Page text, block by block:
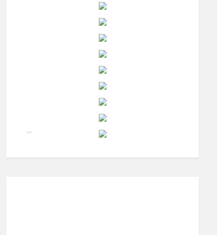
TAP